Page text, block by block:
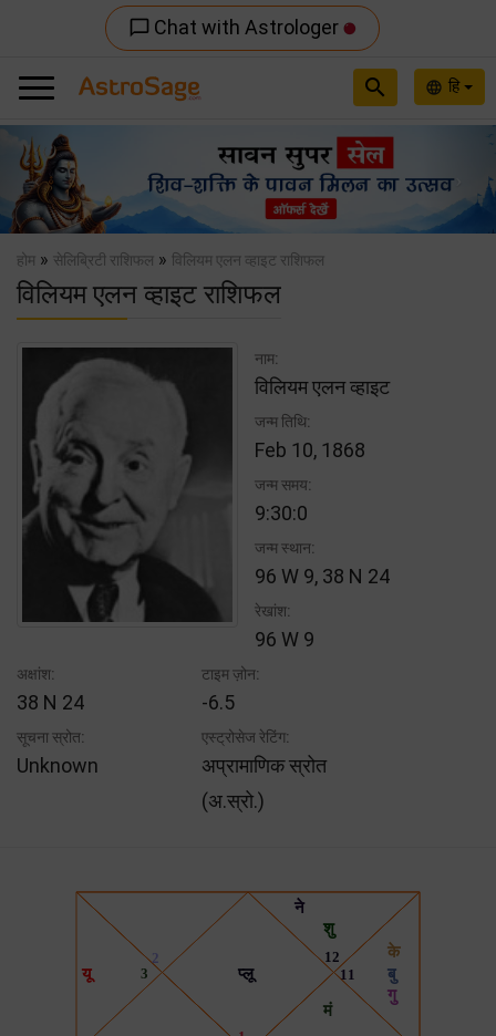
chat_bubble_outline Chat with Astrologer
language हि
search
Previous
होम » सेलिब्रिटी राशिफल » विलियम एलन व्हाइट राशिफल
विलियम एलन व्हाइट राशिफल
नाम:
विलियम एलन व्हाइट
जन्म तिथि:
Feb 10, 1868
जन्म समय:
9:30:0
जन्म स्थान:
96 W 9, 38 N 24
रेखांश:
96 W 9
अक्षांश:
38 N 24
टाइम ज़ोन:
-6.5
सूचना स्रोत:
Unknown
एस्ट्रोसेज रेटिंग:
अप्रामाणिक स्रोत
(अ.स्रो.)